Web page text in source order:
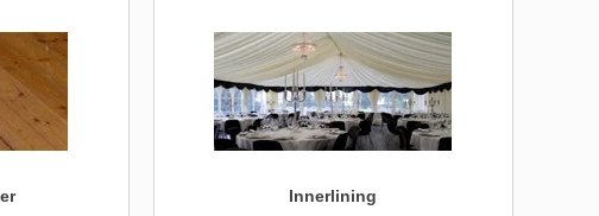
Innerlining